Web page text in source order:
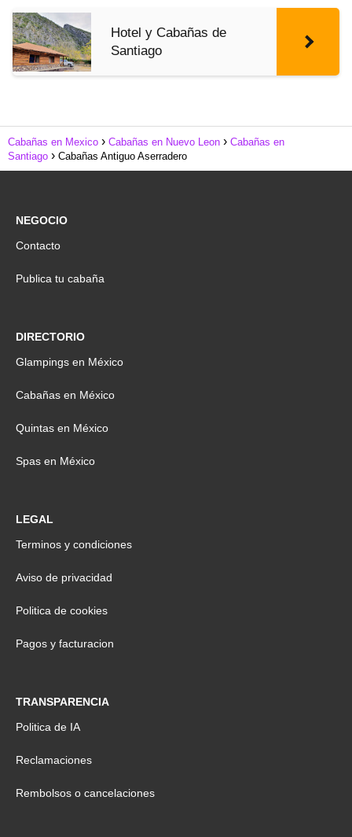
Hotel y Cabañas de
Santiago
Cabañas en Mexico Cabañas en Nuevo Leon
Cabañas en
Santiago
Cabañas Antiguo Aserradero
NEGOCIO
Contacto
Publica tu cabaña
DIRECTORIO
Glampings en México
Cabañas en México
Quintas en México
Spas en México
LEGAL
Terminos y condiciones
Aviso de privacidad
Politica de cookies
Pagos y facturacion
TRANSPARENCIA
Politica de IA
Reclamaciones
Rembolsos o cancelaciones